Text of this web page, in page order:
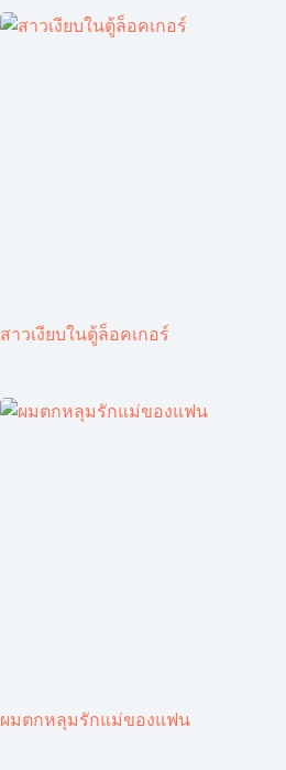
สาวเงียบในตู้ล็อคเกอร์
ผมตกหลุมรักแม่ของแฟน